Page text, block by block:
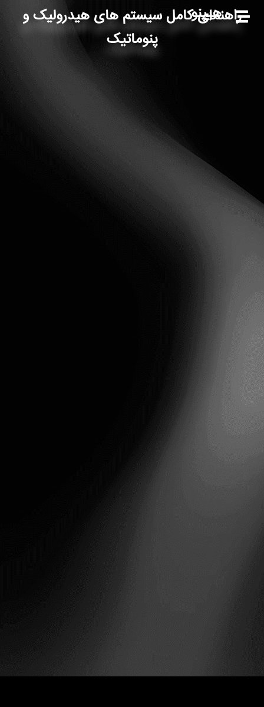
هیپنو
راهنمای کامل سیستم های هیدرولیک و
پنوماتیک